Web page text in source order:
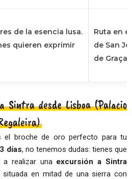
de la esencia lusa.
quieren exprimir
Ruta en
de San
de Graça.
Sintra desde Lisboa (Palacio
el broche de oro perfecto para tu
días, no tenemos dudas: tienes que
a realizar una excursión a Sintra
situada en mitad de una sierra con